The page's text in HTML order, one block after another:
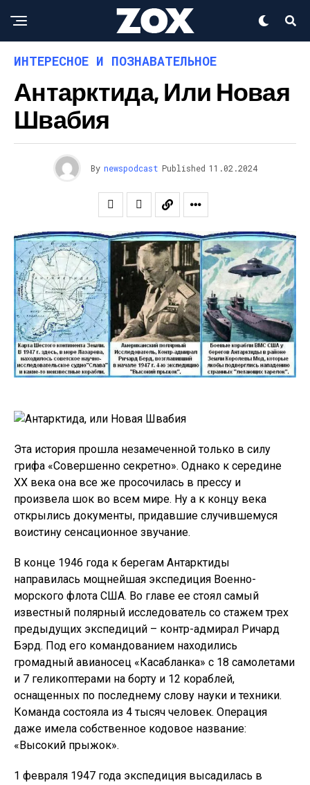
ИНТЕРЕСНОЕ И ПОЗНАВАТЕЛЬНОЕ
Антарктида, Или Новая
Швабия
By newspodcast Published 11.02.2024
Эта история прошла незамеченной только в силу
грифа «Совершенно секретно». Однако к середине
ХХ века она все же просочилась в прессу и
произвела шок во всем мире. Ну а к концу века
открылись документы, придавшие случившемуся
воистину сенсационное звучание.
В конце 1946 года к берегам Антарктиды
направилась мощнейшая экспедиция Военно-
морского флота США. Во главе ее стоял самый
известный полярный исследователь со стажем трех
предыдущих экспедиций – контр-адмирал Ричард
Бэрд. Под его командованием находились
громадный авианосец «Касабланка» с 18 самолетами
и 7 геликоптерами на борту и 12 кораблей,
оснащенных по последнему слову науки и техники.
Команда состояла из 4 тысяч человек. Операция
даже имела собственное кодовое название:
«Высокий прыжок».
1 февраля 1947 года экспедиция высадилась в